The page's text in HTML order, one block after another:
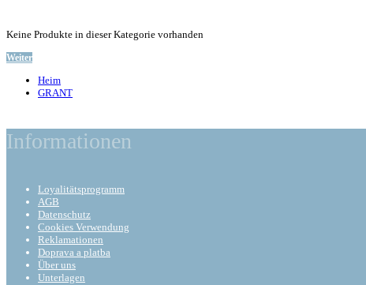
Keine Produkte in dieser Kategorie vorhanden
Weiter
Heim
GRANT
Informationen
Loyalitätsprogramm
AGB
Datenschutz
Cookies Verwendung
Reklamationen
Doprava a platba
Über uns
Unterlagen